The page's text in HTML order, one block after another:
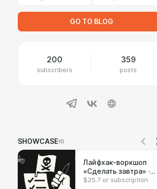
GO TO BLOG
200
subscribers
359
posts
SHOWCASE10
Лайфхак-воркшоп
«Сделать завтра» ·
17 и 24 января 2026
$25.7 or subscription